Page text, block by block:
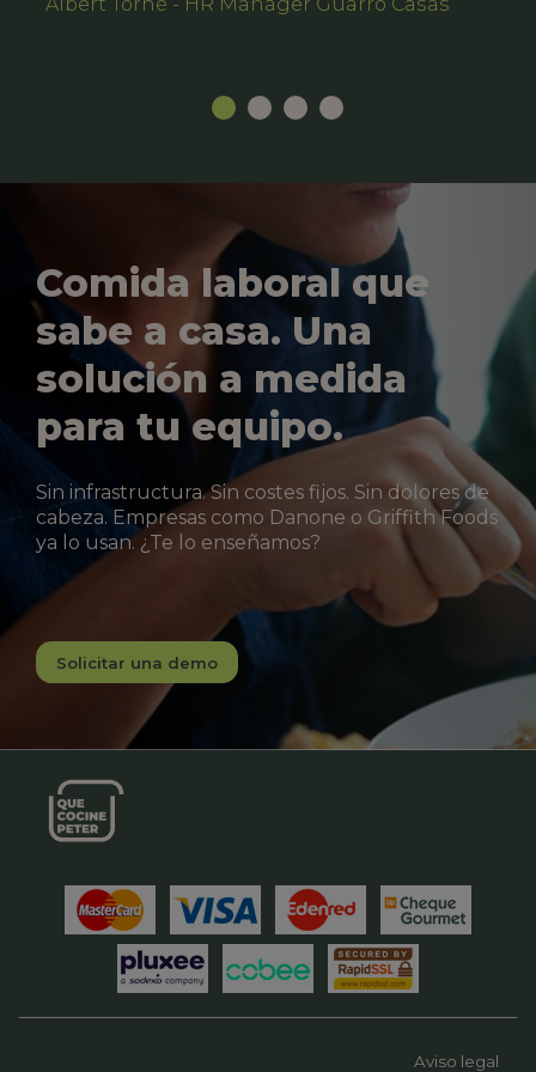
Comida laboral que
sabe a casa. Una
solución a medida
para tu equipo.
Sin infrastructura. Sin costes fijos. Sin dolores de
cabeza. Empresas como Danone o Griffith Foods
ya lo usan. ¿Te lo enseñamos?
Solicitar una demo
Aviso legal